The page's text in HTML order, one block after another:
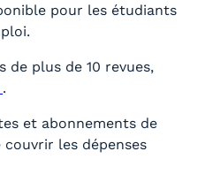
pour les étudiants
de plus de 10 revues,
.
et abonnements de
les dépenses